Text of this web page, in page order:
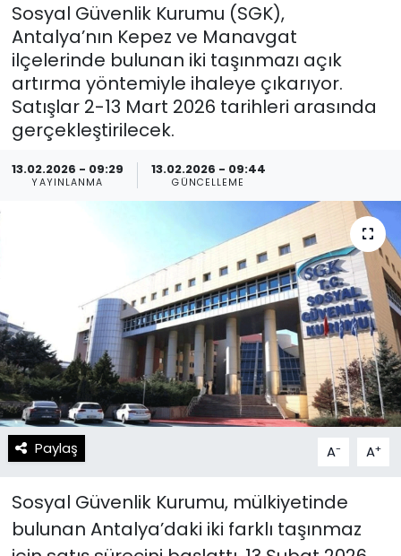
Sosyal Güvenlik Kurumu (SGK),
Antalya’nın Kepez ve Manavgat
ilçelerinde bulunan iki taşınmazı açık
artırma yöntemiyle ihaleye çıkarıyor.
Satışlar 2-13 Mart 2026 tarihleri arasında
gerçekleştirilecek.
13.02.2026 - 09:29
YAYINLANMA
13.02.2026 - 09:44
GÜNCELLEME
Paylaş A- A+
Sosyal Güvenlik Kurumu, mülkiyetinde
bulunan Antalya’daki iki farklı taşınmaz
Eğitim
Kültür-sanat
Sağlık
Spor
Kültür-sanat
Sağlık
Spor
Teknoloji
Gizlilik Sözleşmesi
İletişim
Son Dakika Haberleri
Haber Arşivi